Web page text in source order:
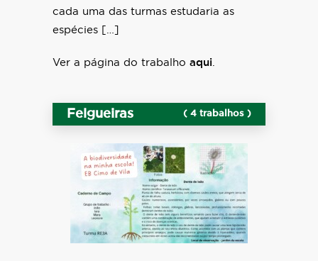
cada uma das turmas estudaria as
espécies […]
Ver a página do trabalho aqui.
Felgueiras ( 4 trabalhos )